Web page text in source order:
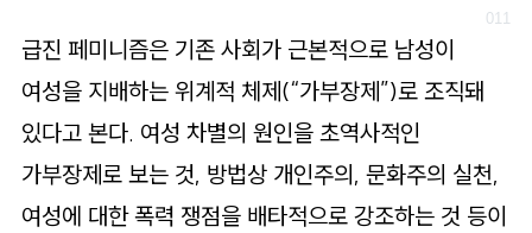
급진 페미니즘은 기존 사회가 근본적으로 남성이
여성을 지배하는 위계적 체제(“가부장제”)로 조직돼
있다고 본다. 여성 차별의 원인을 초역사적인
가부장제로 보는 것, 방법상 개인주의, 문화주의 실천,
여성에 대한 폭력 쟁점을 배타적으로 강조하는 것 등이